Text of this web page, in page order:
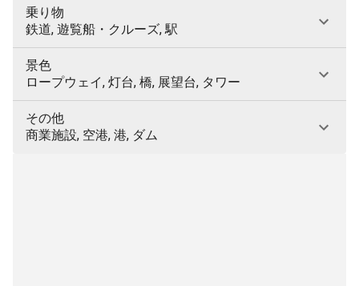
乗り物
鉄道, 遊覧船・クルーズ, 駅
景色
ロープウェイ, 灯台, 橋, 展望台, タワー
その他
商業施設, 空港, 港, ダム